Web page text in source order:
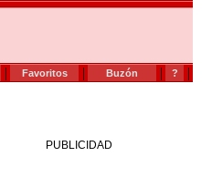
| Favoritos | Buzón | ? |
PUBLICIDAD